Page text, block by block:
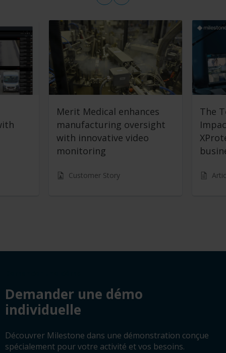
Merit Medical enhances
manufacturing oversight
with innovative video
monitoring
Customer Story
The
Demander une démo
individuelle
Découvrer Milestone dans une démonstration conçue
spécialement pour votre activité et vos besoins.